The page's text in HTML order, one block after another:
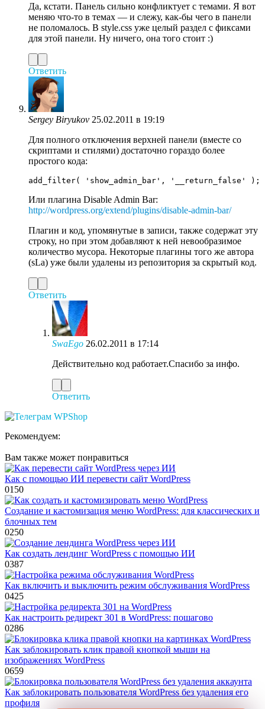
Да, кстати. Панель сильно конфликтует с темами. Я вот
меняю что-то в темах — и слежу, как-бы чего в панели
не поломалось. В style.css уже целый раздел с фиксами
для этой панели. Ну ничего, она того стоит :)
Ответить
Sergey Biryukov 25.02.2011 в 19:19
Для полного отключения верхней панели (вместе со
скриптами и стилями) достаточно гораздо более
простого кода:
Или плагина Disable Admin Bar:
http://wordpress.org/extend/plugins/disable-admin-bar/
Плагин и код, упомянутые в записи, также содержат эту
строку, но при этом добавляют к ней невообразимое
количество мусора. Некоторые плагины того же автора
(sLa) уже были удалены из репозитория за скрытый код.
Ответить
SwaEgo 26.02.2011 в 17:14
Действительно код работает.Спасибо за инфо.
Ответить
Рекомендуем:
Вам также может понравиться
Как с помощью ИИ перевести сайт WordPress
0150
Создание и кастомизация меню WordPress: для классических и
блочных тем
0250
Как создать лендинг WordPress с помощью ИИ
0387
Как включить и выключить режим обслуживания WordPress
0425
Как настроить редирект 301 в WordPress: пошагово
0286
Как заблокировать клик правой кнопкой мыши на
изображениях WordPress
0659
Как заблокировать пользователя WordPress без удаления его
профиля